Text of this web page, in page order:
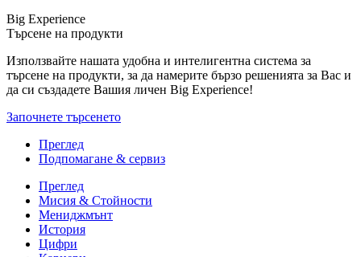
Big Experience
Търсене на продукти
Използвайте нашата удобна и интелигентна система за
търсене на продукти, за да намерите бързо решенията за Вас и
да си създадете Вашия личен Big Experience!
Започнете търсенето
Преглед
Подпомагане & сервиз
Преглед
Мисия & Стойности
Мениджмънт
История
Цифри